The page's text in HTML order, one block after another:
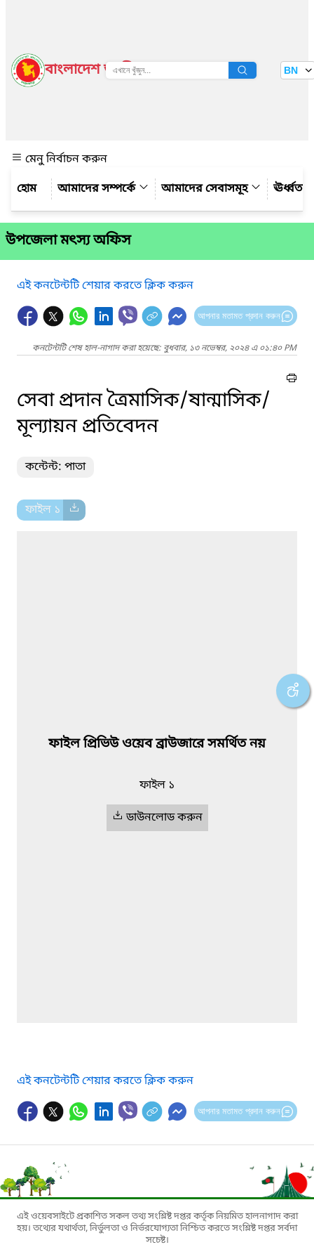
বাংলাদেশ জাতীয় তথ্য বাতায়ন BN
মেনু নির্বাচন করুন
আমাদের সম্পর্কে
আমাদের সেবাসমূহ
উপজেলা মৎস্য অফিস
এই কনটেন্টটি শেয়ার করতে ক্লিক করুন
আপনার মতামত প্রদান করুন
কনটেন্টটি শেষ হাল-নাগাদ করা হয়েছে: বুধবার, ১৩ নভেম্বর, ২০২৪ এ ০১:৪০ PM
সেবা প্রদান ত্রৈমাসিক/ষান্মাসিক/
মূল্যায়ন প্রতিবেদন
কন্টেন্ট: পাতা
ফাইল ১
ফাইল প্রিভিউ ওয়েব ব্রাউজারে সমর্থিত নয়
ফাইল ১
ডাউনলোড করুন
এই কনটেন্টটি শেয়ার করতে ক্লিক করুন
আপনার মতামত প্রদান করুন
এই ওয়েবসাইটে প্রকাশিত সকল তথ্য সংশ্লিষ্ট দপ্তর কর্তৃক নিয়মিত হালনাগাদ করা
হয়। তথ্যের যথার্থতা, নির্ভুলতা ও নির্ভরযোগ্যতা নিশ্চিত করতে সংশ্লিষ্ট দপ্তর সর্বদা
সচেষ্ট।